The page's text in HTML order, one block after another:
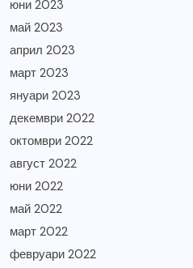
юни 2023
май 2023
април 2023
март 2023
януари 2023
декември 2022
октомври 2022
август 2022
юни 2022
май 2022
март 2022
февруари 2022